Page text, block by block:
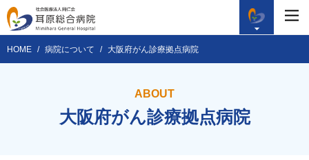
HOME 病院について 大阪府がん診療拠点病院
ABOUT
大阪府がん診療拠点病院